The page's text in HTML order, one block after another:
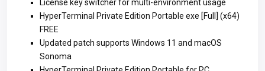
License key switcher for multi-environment usage
HyperTerminal Private Edition Portable exe [Full] (x64)
FREE
Updated patch supports Windows 11 and macOS
Sonoma